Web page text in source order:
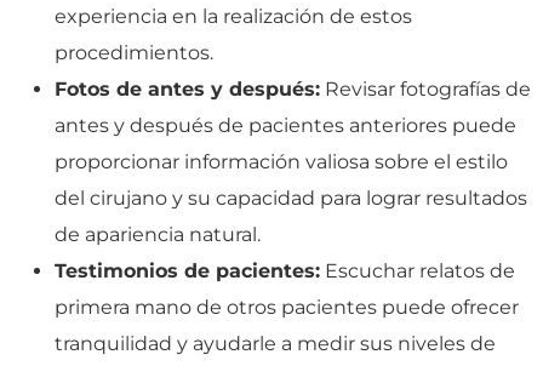
experiencia en la realización de estos
procedimientos.
Fotos de antes y después: Revisar fotografías de
antes y después de pacientes anteriores puede
proporcionar información valiosa sobre el estilo
del cirujano y su capacidad para lograr resultados
de apariencia natural.
Testimonios de pacientes: Escuchar relatos de
primera mano de otros pacientes puede ofrecer
tranquilidad y ayudarle a medir sus niveles de